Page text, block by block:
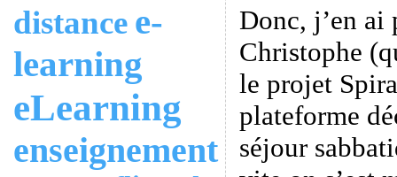
distance e-
learning
eLearning
enseignement
Donc, j’en ai
Christophe
le projet
plateforme
séjour